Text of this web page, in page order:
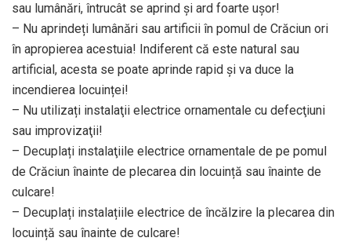
sau lumânări, întrucât se aprind şi ard foarte uşor!
– Nu aprindeți lumânări sau artificii în pomul de Crăciun ori
în apropierea acestuia! Indiferent că este natural sau
artificial, acesta se poate aprinde rapid și va duce la
incendierea locuinței!
– Nu utilizați instalaţii electrice ornamentale cu defecţiuni
sau improvizaţii!
– Decuplați instalaţiile electrice ornamentale de pe pomul
de Crăciun înainte de plecarea din locuință sau înainte de
culcare!
– Decuplați instalațiile electrice de încălzire la plecarea din
locuință sau înainte de culcare!